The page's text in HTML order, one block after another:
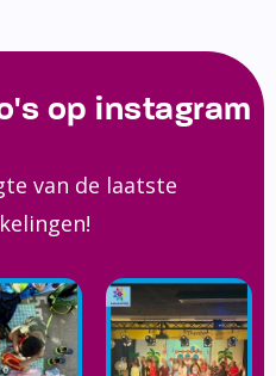
op instagram
van de laatste